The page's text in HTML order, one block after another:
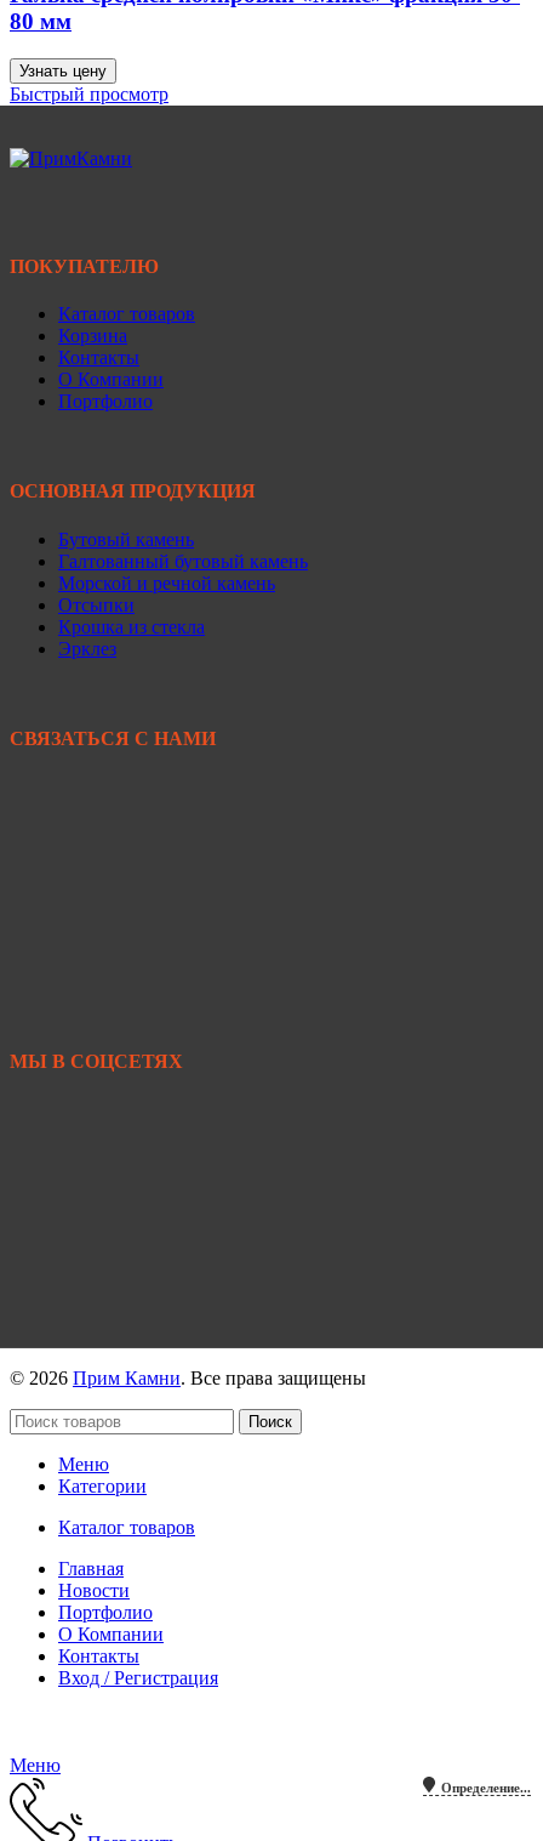
80 мм
Узнать цену
Быстрый просмотр
ПОКУПАТЕЛЮ
Каталог товаров
Корзина
Контакты
О Компании
Портфолио
ОСНОВНАЯ ПРОДУКЦИЯ
Бутовый камень
Галтованный бутовый камень
Морской и речной камень
Отсыпки
Крошка из стекла
Эрклез
СВЯЗАТЬСЯ С НАМИ
МЫ В СОЦСЕТЯХ
© 2026 Прим Камни. Все права защищены
Поиск
Меню
Категории
Каталог товаров
Главная
Новости
Портфолио
О Компании
Контакты
Вход / Регистрация
Меню
Определение...